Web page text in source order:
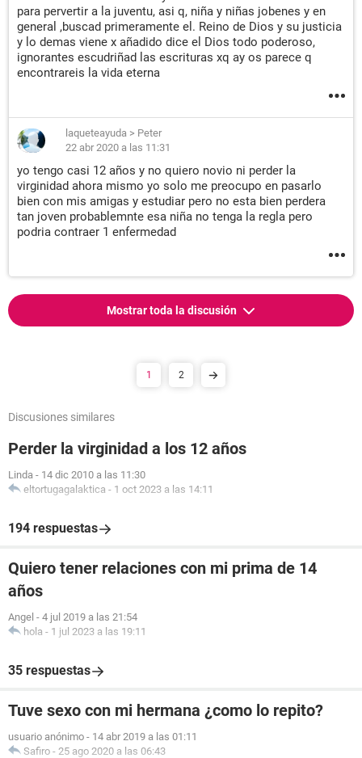
para pervertir a la juventu, asi q, niña y niñas jobenes y en
general ,buscad primeramente el. Reino de Dios y su justicia
y lo demas viene x añadido dice el Dios todo poderoso,
ignorantes escudriñad las escrituras xq ay os parece q
encontrareis la vida eterna
laqueteayuda > Peter
22 abr 2020 a las 11:31
yo tengo casi 12 años y no quiero novio ni perder la
virginidad ahora mismo yo solo me preocupo en pasarlo
bien con mis amigas y estudiar pero no esta bien perdera
tan joven probablemnte esa niña no tenga la regla pero
podria contraer 1 enfermedad
Mostrar toda la discusión
1 2
Discusiones similares
Perder la virginidad a los 12 años
Linda - 14 dic 2010 a las 11:30
eltortugagalaktica - 1 oct 2023 a las 14:11
194 respuestas
Quiero tener relaciones con mi prima de 14
años
Angel - 4 jul 2019 a las 21:54
hola - 1 jul 2023 a las 19:11
35 respuestas
Tuve sexo con mi hermana ¿como lo repito?
usuario anónimo - 14 abr 2019 a las 01:11
Safiro - 25 ago 2020 a las 06:43